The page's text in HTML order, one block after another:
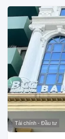
Tài chính - Đầu tư